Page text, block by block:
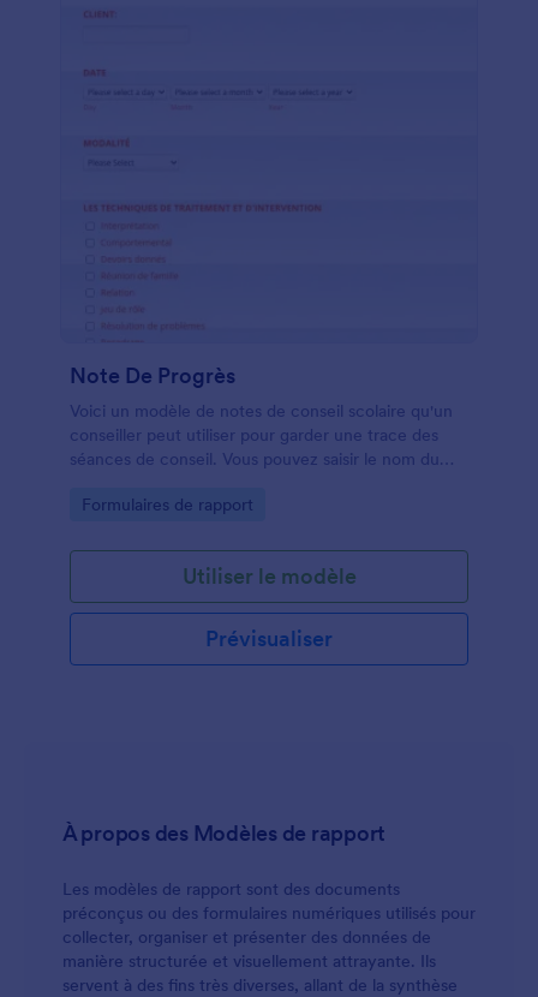
Note De Progrès
Voici un modèle de notes de conseil scolaire qu'un
conseiller peut utiliser pour garder une trace des
séances de conseil. Vous pouvez saisir le nom du
déroulante. Vous pouvez ensuite saisir les
conseil, y compris les thèmes abordés, les
traitements, les techniques d'intervention, le résumé
et les réponses à l'intervention. Pour faciliter le suivi
de vos séances de conseil, utilisez dès aujourd'hui
ce modèle de notes de cas de conseil scolaire !
Go to Category:
Formulaires de rapport
Utiliser le modèle
Prévisualiser
À propos des Modèles de rapport
Les modèles de rapport sont des documents
préconçus ou des formulaires numériques utilisés pour
collecter, organiser et présenter des données de
manière structurée et visuellement attrayante. Ils
servent à des fins très diverses, allant de la synthèse